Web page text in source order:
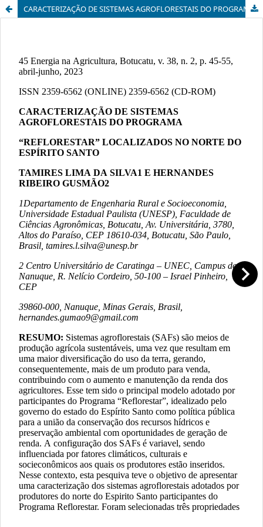
CARACTERIZAÇÃO DE SISTEMAS AGROFLORESTAIS DO PROGRAMA “REFLORESTAR” LOCALIZADOS NO NORTE DO ESPÍRITO SANTO